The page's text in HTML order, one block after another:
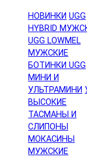
НОВИНКИ UGG
HYBRID
UGG LOWMEL
МУЖСКИЕ
БОТИНКИ UGG
МИНИ И
УЛЬТРАМИНИ
ВЫСОКИЕ
ТАСМАНЫ И
СЛИПОНЫ
МОКАСИНЫ
МУЖСКИЕ